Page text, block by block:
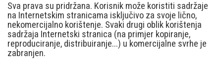
Sva prava su pridržana. Korisnik može koristiti sadržaje
na Internetskim stranicama isključivo za svoje lično,
nekomercijalno korištenje. Svaki drugi oblik korištenja
sadržaja Internetski stranica (na primjer kopiranje,
reproduciranje, distribuiranje...) u komercijalne svrhe je
zabranjen.